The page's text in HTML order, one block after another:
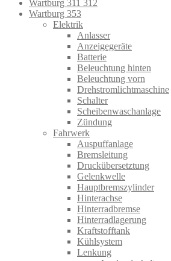
Wartburg 311 312
Wartburg 353
Elektrik
Anlasser
Anzeigegeräte
Batterie
Beleuchtung hinten
Beleuchtung vorn
Drehstromlichtmaschine
Schalter
Scheibenwaschanlage
Zündung
Fahrwerk
Auspuffanlage
Bremsleitung
Druckübersetztung
Gelenkwelle
Hauptbremszylinder
Hinterachse
Hinterradbremse
Hinterradlagerung
Kraftstofftank
Kühlsystem
Lenkung